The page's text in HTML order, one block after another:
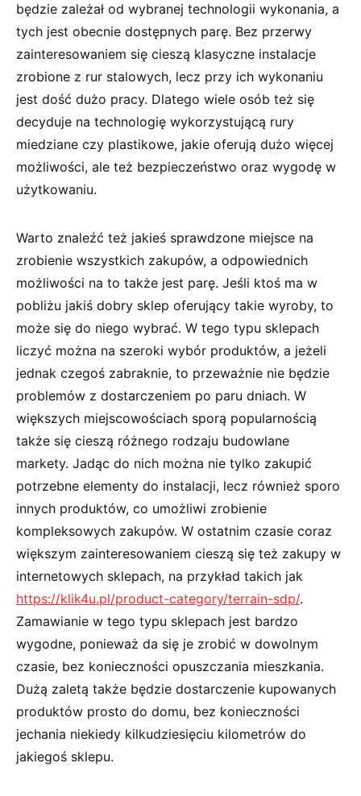
będzie zależał od wybranej technologii wykonania, a
tych jest obecnie dostępnych parę. Bez przerwy
zainteresowaniem się cieszą klasyczne instalacje
zrobione z rur stalowych, lecz przy ich wykonaniu
jest dość dużo pracy. Dlatego wiele osób też się
decyduje na technologię wykorzystującą rury
miedziane czy plastikowe, jakie oferują dużo więcej
możliwości, ale też bezpieczeństwo oraz wygodę w
użytkowaniu.
Warto znaleźć też jakieś sprawdzone miejsce na
zrobienie wszystkich zakupów, a odpowiednich
możliwości na to także jest parę. Jeśli ktoś ma w
pobliżu jakiś dobry sklep oferujący takie wyroby, to
może się do niego wybrać. W tego typu sklepach
liczyć można na szeroki wybór produktów, a jeżeli
jednak czegoś zabraknie, to przeważnie nie będzie
problemów z dostarczeniem po paru dniach. W
większych miejscowościach sporą popularnością
także się cieszą różnego rodzaju budowlane
markety. Jadąc do nich można nie tylko zakupić
potrzebne elementy do instalacji, lecz również sporo
innych produktów, co umożliwi zrobienie
kompleksowych zakupów. W ostatnim czasie coraz
większym zainteresowaniem cieszą się też zakupy w
internetowych sklepach, na przykład takich jak
https://klik4u.pl/product-category/terrain-sdp/.
Zamawianie w tego typu sklepach jest bardzo
wygodne, ponieważ da się je zrobić w dowolnym
czasie, bez konieczności opuszczania mieszkania.
Dużą zaletą także będzie dostarczenie kupowanych
produktów prosto do domu, bez konieczności
jechania niekiedy kilkudziesięciu kilometrów do
jakiegoś sklepu.